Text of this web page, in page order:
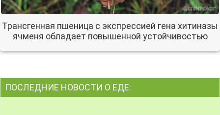
Трансгенная пшеница с экспрессией гена хитиназы
ячменя обладает повышенной устойчивостью
ПОСЛЕДНИЕ НОВОСТИ О ЕДЕ: